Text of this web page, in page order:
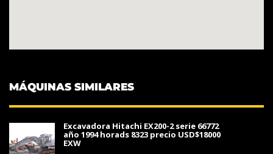
MÁQUINAS SIMILARES
Excavadora Hitachi EX200-2 serie 66772
año 1994 horads 8323 precio USD$18000
EXW